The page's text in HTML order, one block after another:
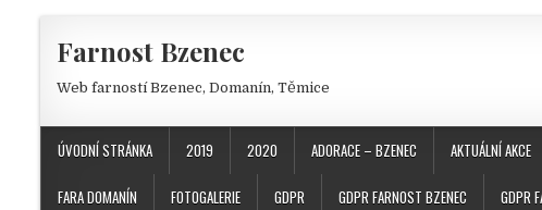
Farnost Bzenec
Web farností Bzenec, Domanín, Těmice
ÚVODNÍ STRÁNKA 2019 2020 ADORACE – BZENEC AKTUÁLNÍ AKCE
FARA DOMANÍN FOTOGALERIE GDPR GDPR FARNOST BZENEC GDPR